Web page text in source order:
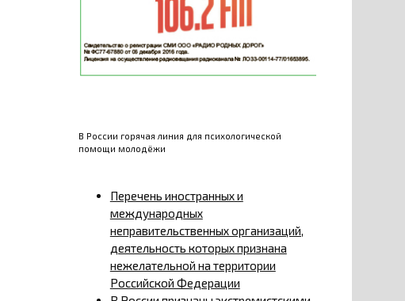
В России горячая линия для психологической
помощи молодёжи
Перечень иностранных и
международных
неправительственных организаций,
деятельность которых признана
нежелательной на территории
Российской Федерации